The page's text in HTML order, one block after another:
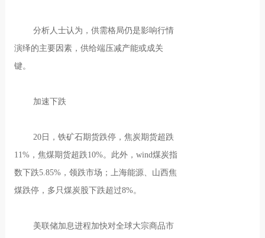
分析人士认为，供需格局仍是影响行情
演绎的主要因素，供给端压减产能或成关
键。
加速下跌
20日，铁矿石期货跌停，焦炭期货超跌
11%，焦煤期货超跌10%。此外，wind煤炭指
数下跌5.85%，领跌市场；上海能源、山西焦
煤跌停，多只煤炭股下跌超过8%。
美联储加息进程加快对全球大宗商品市